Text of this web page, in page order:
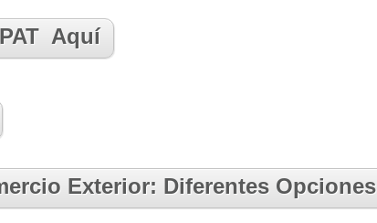
Aquí
Exterior: Diferentes Opciones